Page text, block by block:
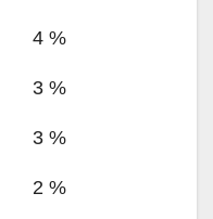
4 %
3 %
3 %
2 %